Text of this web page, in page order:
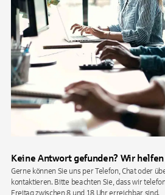
Keine Antwort gefunden? Wir
Gerne können Sie uns per Telefon, Chat oder
kontaktieren. Bitte beachten Sie, dass wir
Freitag zwischen 8 und 18 Uhr erreichbar sind.